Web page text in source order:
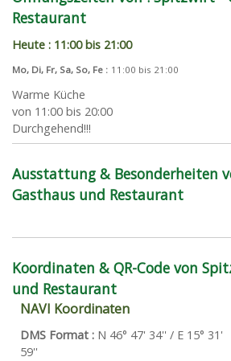
Restaurant
Heute : 11:00 bis 21:00
Mo, Di, Fr, Sa, So, Fe : 11:00 bis 21:00
Warme Küche
von 11:00 bis 20:00
Durchgehend!!!
Ausstattung & Besonderheiten
Gasthaus und Restaurant
Koordinaten & QR-Code von
und Restaurant
NAVI Koordinaten
DMS Format : N 46° 47' 34'' / E 15° 31'
59''